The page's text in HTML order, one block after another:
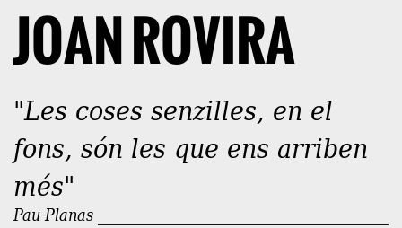
JOAN ROVIRA
"Les coses senzilles, en el
fons, són les que ens arriben
més"
Pau Planas